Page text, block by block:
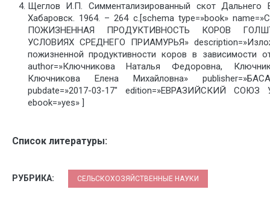
Щеглов И.П. Симментализированный скот
Хабаровск. 1964. – 264 с.[schema type=»book»
ПОЖИЗНЕННАЯ ПРОДУКТИВНОСТЬ КОРОВ
УСЛОВИЯХ СРЕДНЕГО ПРИАМУРЬЯ»
пожизненной продуктивности коров в зависимости
author=»Ключникова Наталья Федоровна,
Ключникова Елена Михайловна»
pubdate=»2017-03-17″ edition=»ЕВРАЗИЙСКИЙ СОЮЗ
ebook=»yes» ]
Список литературы:
РУБРИКА: СЕЛЬСКОХОЗЯЙСТВЕННЫЕ НАУКИ